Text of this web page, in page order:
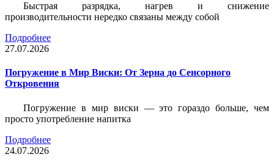
Быстрая разрядка, нагрев и снижение
производительности нередко связаны между собой
Подробнее
27.07.2026
Погружение в Мир Виски: От Зерна до Сенсорного
Откровения
Погружение в мир виски — это гораздо больше, чем
просто употребление напитка
Подробнее
24.07.2026